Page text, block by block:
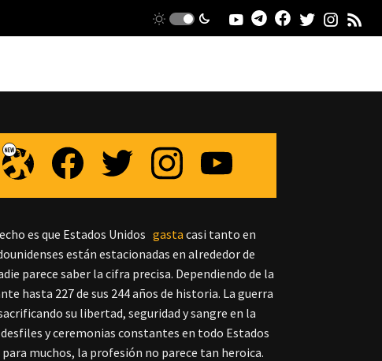
es que Estados Unidos gasta casi tanto en
están estacionadas en alrededor de
parece saber la cifra precisa. Dependiendo de la
hasta 227 de sus 244 años de historia. La guerra
su libertad, seguridad y sangre en la
y ceremonias constantes en todo Estados
muchos, la profesión no parece tan heroica.